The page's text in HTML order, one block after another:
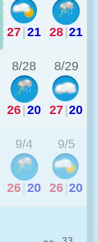
27|21 28|21
8/28
26|20
8/29
27|20
9/4
26 20
9/5
26 20